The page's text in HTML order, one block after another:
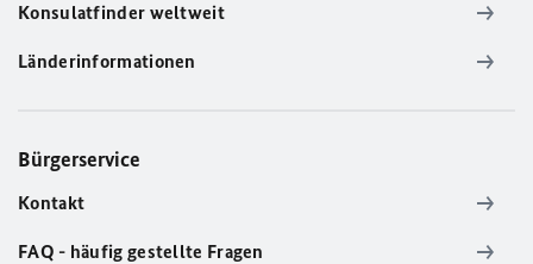
Konsulatfinder weltweit
Länderinformationen
Bürgerservice
Kontakt
FAQ - häufig gestellte Fragen